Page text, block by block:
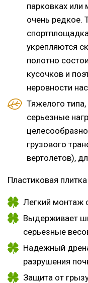
парковках или
очень редкое.
укрепляются
полотно
кусочков и
неровности
Тяжелого
серьезные
грузового
вертолетов),
Пластиковая
Легкий монтаж
Выдерживает
серьезные
Надежный
разрушения
Защита от